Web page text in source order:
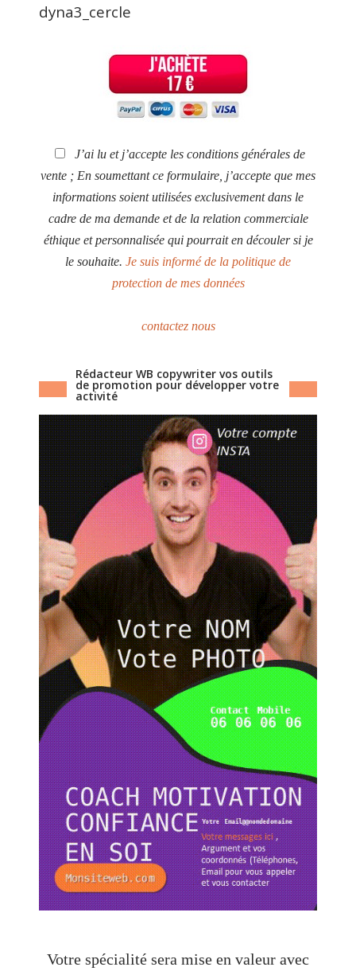
dyna3_cercle
J’ai lu et j’accepte les conditions générales de
vente ; En soumettant ce formulaire, j’accepte que mes
informations soient utilisées exclusivement dans le
cadre de ma demande et de la relation commerciale
éthique et personnalisée qui pourrait en découler si je
le souhaite. Je suis informé de la politique de
protection de mes données
contactez nous
Rédacteur WB copywriter vos outils
de promotion pour développer votre
activité
Votre spécialité sera mise en valeur avec